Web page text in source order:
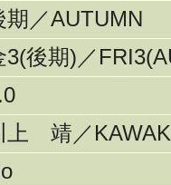
期／AUTUMN
3(後期)／
上 靖／